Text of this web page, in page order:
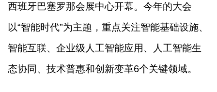
西班牙巴塞罗那会展中心开幕。今年的大会
以“智能时代”为主题，重点关注智能基础设施、
智能互联、企业级人工智能应用、人工智能生
态协同、技术普惠和创新变革6个关键领域。